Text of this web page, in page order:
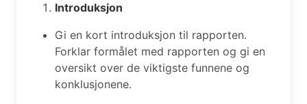
Introduksjon
Gi en kort introduksjon til rapporten.
Forklar formålet med rapporten og gi en
oversikt over de viktigste funnene og
konklusjonene.